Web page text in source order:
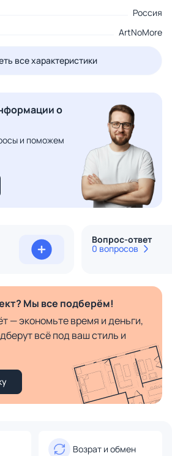
Россия
ArtNoMore
все характеристики
о
и поможем
Вопрос-ответ
0 вопросов
Мы все подберём!
— экономьте время и деньги,
всё под ваш стиль и
Возрат и обмен